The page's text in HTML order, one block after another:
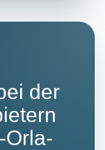
der
Orla-